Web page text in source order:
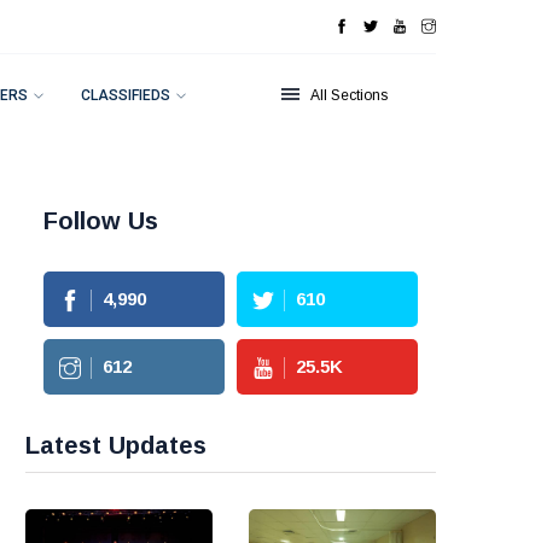
CLASSIFIEDS All Sections
Follow Us
4,990 610
612 25.5K
Latest Updates